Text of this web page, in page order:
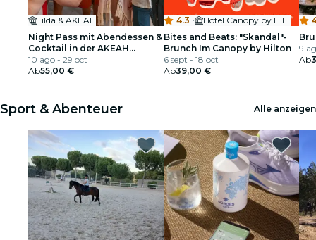
Tilda & AKEAH
Night Pass mit Abendessen &
Cocktail in der AKEAH
Rooftop Madrid
10 ago - 29 oct
Ab55,00 €
4.3 ·
Hotel Canopy by Hilton Madrid Castellana
Bites and Beats: "Skandal"-
Brunch Im Canopy by Hilton
6 sept - 18 oct
Ab39,00 €
9
Ab
Sport & Abenteuer Alle anzeigen